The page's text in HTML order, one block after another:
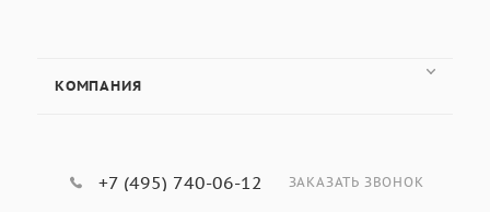
КОМПАНИЯ
+7 (495) 740-06-12 ЗАКАЗАТЬ ЗВОНОК